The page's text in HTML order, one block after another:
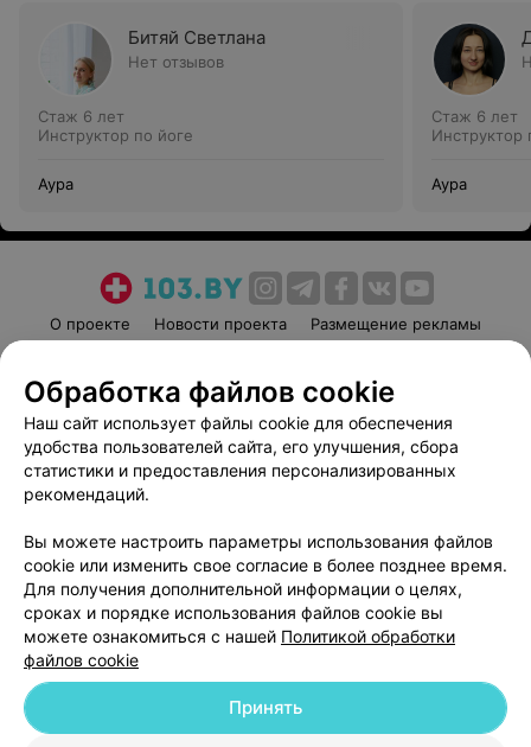
Битяй Светлана
Нет отзывов
Стаж 6 лет
Инструктор по йоге
Аура
Стаж 6 лет
Инструктор
Аура
О проекте Новости проекта
Размещение рекламы
Пользовательское соглашение
Способы оплаты
Вакансии
Партнеры
Написать руководителю 103.by
Обработка персональных данных
© 2026 ООО «Артокс Лаб», УНП 191700409
| 220012, Республика Беларусь,
Обработка файлов cookie
Наш сайт использует файлы cookie для обеспечения
удобства пользователей сайта, его улучшения, сбора
статистики и предоставления персонализированных
рекомендаций.
Вы можете настроить параметры использования файлов
cookie или изменить свое согласие в более позднее время.
Для получения дополнительной информации о целях,
сроках и порядке использования файлов cookie вы
можете ознакомиться с нашей Политикой обработки
файлов cookie
Принять